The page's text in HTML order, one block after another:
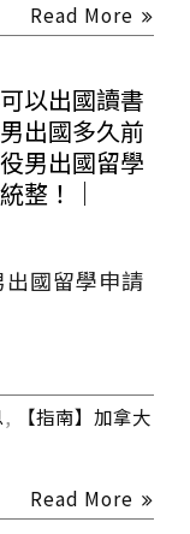
Read More
以出國讀書
出國多久前
男出國留學
整！｜
國留學申請
,
【指南】加拿大
Read More